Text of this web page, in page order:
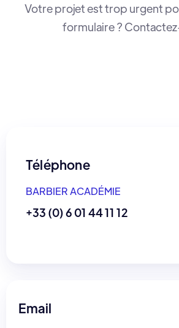
Votre projet est trop urgent
formulaire ?
Téléphone
BARBIER ACADÉMIE
+33 (0) 6 01 44 11 12
Email